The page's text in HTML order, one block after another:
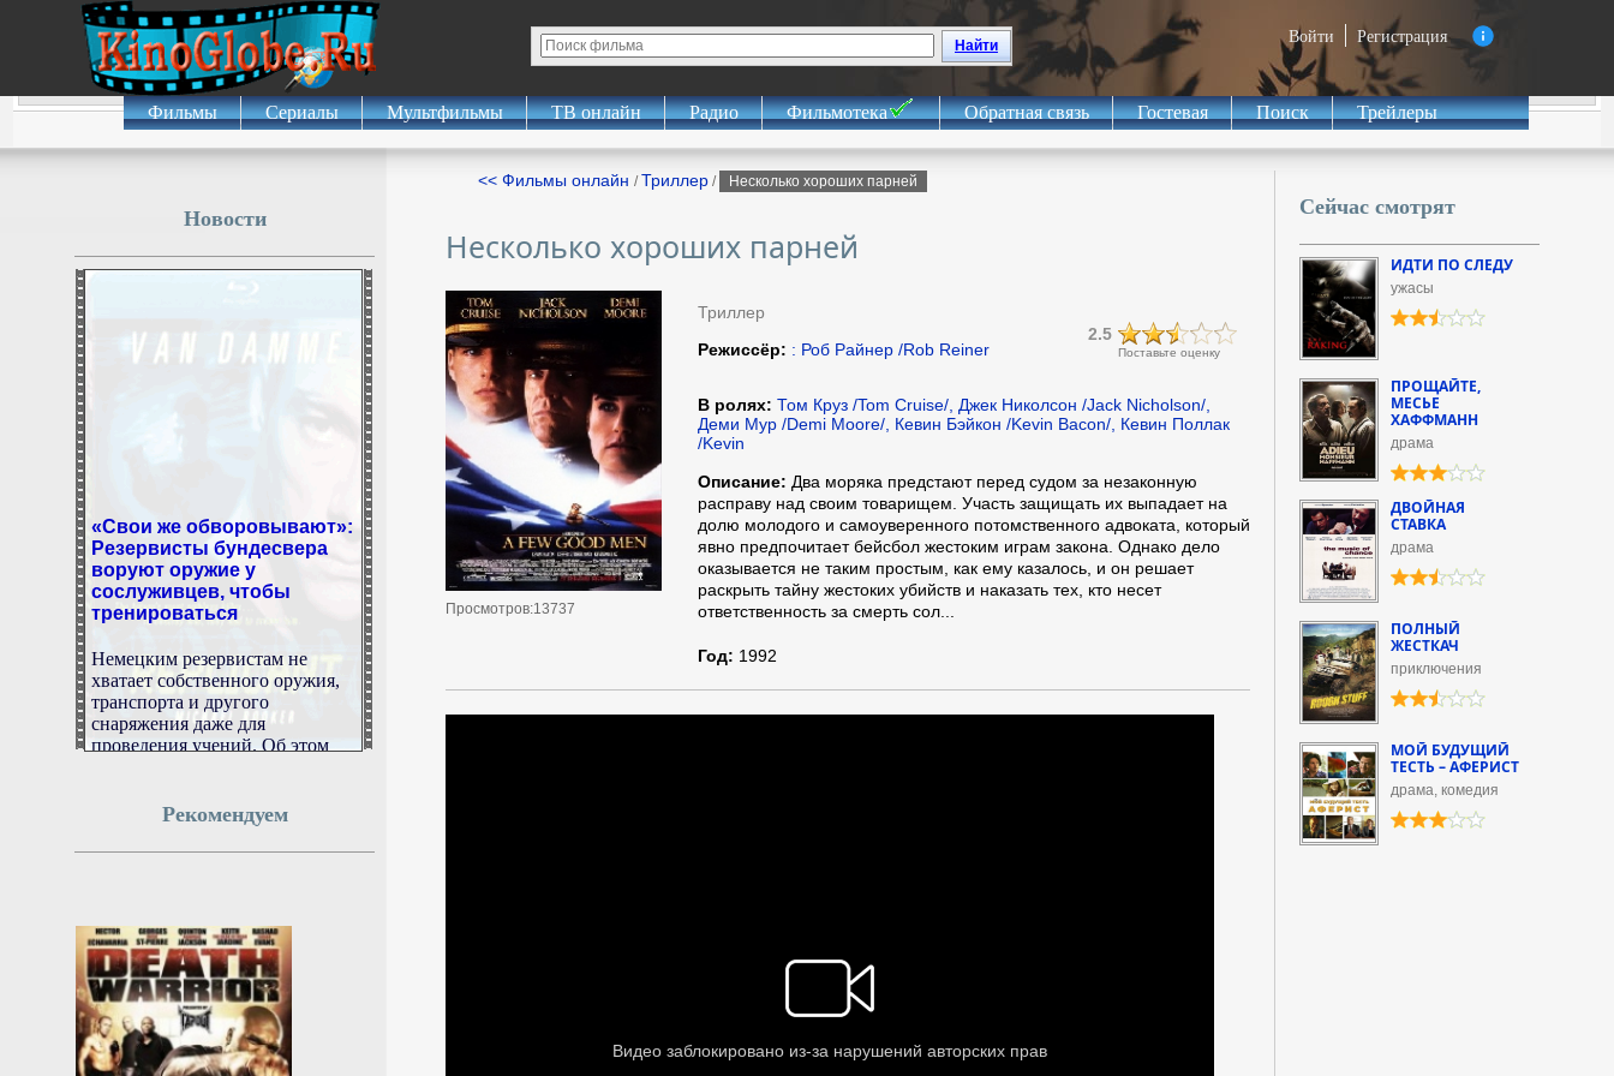
Войти Регистрация
Найти
Фильмы Сериалы Мультфильмы ТВ онлайн Радио Фильмотека Обратная связь Гостевая Поиск Трейлеры
<< Фильмы онлайн /Триллер / Несколько хороших парней
Несколько хороших парней
Просмотров:13737
Триллер
Поставьте оценку
2.5
Режиссёр: : Роб Райнер /Rob Reiner
В ролях: Том Круз /Tom Cruise/, Джек Николсон /Jack Nicholson/,
Деми Мур /Demi Moore/, Кевин Бэйкон /Kevin Bacon/, Кевин Поллак
/Kevin
Описание: Два моряка предстают перед судом за незаконную
расправу над своим товарищем. Участь защищать их выпадает на
долю молодого и самоуверенного потомственного адвоката, который
явно предпочитает бейсбол жестоким играм закона. Однако дело
оказывается не таким простым, как ему казалось, и он решает
раскрыть тайну жестоких убийств и наказать тех, кто несет
ответственность за смерть сол...
Год: 1992
Новости
«Свои же обворовывают»:
Резервисты бундесвера
воруют оружие у
сослуживцев, чтобы
тренироваться
хватает собственного оружия,
транспорта и другого
снаряжения даже для
проведения учений. Об этом
заявил президент Союза
Бастиан Эрнст в интервью
«Небесный ад» для
дронов: ПВО России за
день разнесла 360
украинских БПЛА
Рекомендуем
Сейчас смотрят
ИДТИ ПО СЛЕДУ
ужасы
ПРОЩАЙТЕ,
МЕСЬЕ
ХАФФМАНН
драма
ДВОЙНАЯ
СТАВКА
драма
ПОЛНЫЙ
ЖЕСТКАЧ
приключения
МОЙ БУДУЩИЙ
ТЕСТЬ – АФЕРИСТ
драма, комедия